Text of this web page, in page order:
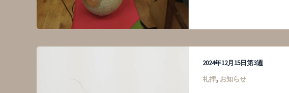
2024年12月15日第3週
礼拝, お知らせ